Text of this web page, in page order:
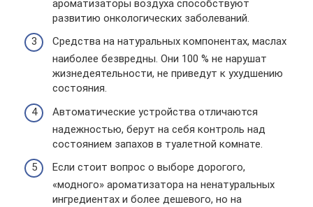
ароматизаторы воздуха способствуют
развитию онкологических заболеваний.
Средства на натуральных компонентах, маслах
наиболее безвредны. Они 100 % не нарушат
жизнедеятельности, не приведут к ухудшению
состояния.
Автоматические устройства отличаются
надежностью, берут на себя контроль над
состоянием запахов в туалетной комнате.
Если стоит вопрос о выборе дорогого,
«модного» ароматизатора на ненатуральных
ингредиентах и более дешевого, но на